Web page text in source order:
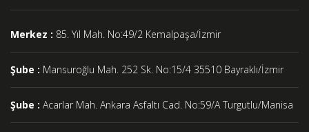
Merkez : 85. Yıl Mah. No:49/2 Kemalpaşa/İzmir
Şube : Mansuroğlu Mah. 252 Sk. No:15/4 35510 Bayraklı/İzmir
Şube : Acarlar Mah. Ankara Asfaltı Cad. No:59/A Turgutlu/Manisa